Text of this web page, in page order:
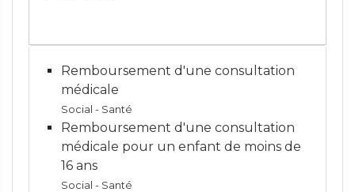
Remboursement d'une consultation
médicale
Social - Santé
Remboursement d'une consultation
médicale pour un enfant de moins de
16 ans
Social - Santé